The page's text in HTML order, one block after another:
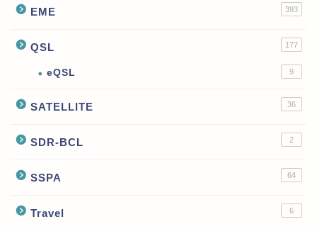
EME 393
QSL 177
eQSL 9
SATELLITE 36
SDR-BCL 2
SSPA 64
Travel 6